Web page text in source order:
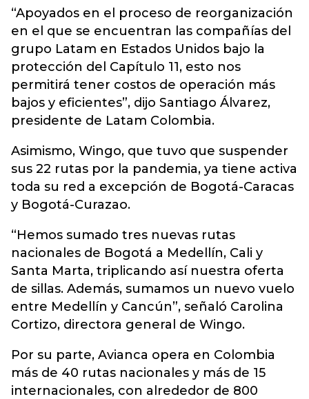
“Apoyados en el proceso de reorganización
en el que se encuentran las compañías del
grupo Latam en Estados Unidos bajo la
protección del Capítulo 11, esto nos
permitirá tener costos de operación más
bajos y eficientes”, dijo Santiago Álvarez,
presidente de Latam Colombia.
Asimismo, Wingo, que tuvo que suspender
sus 22 rutas por la pandemia, ya tiene activa
toda su red a excepción de Bogotá-Caracas
y Bogotá-Curazao.
“Hemos sumado tres nuevas rutas
nacionales de Bogotá a Medellín, Cali y
Santa Marta, triplicando así nuestra oferta
de sillas. Además, sumamos un nuevo vuelo
entre Medellín y Cancún”, señaló Carolina
Cortizo, directora general de Wingo.
Por su parte, Avianca opera en Colombia
más de 40 rutas nacionales y más de 15
internacionales, con alrededor de 800